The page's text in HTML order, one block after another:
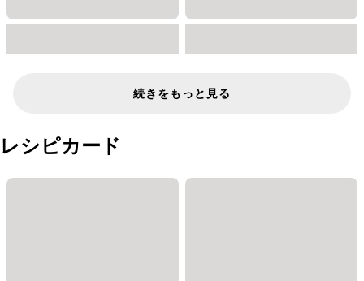
続きをもっと見る
レシピカード